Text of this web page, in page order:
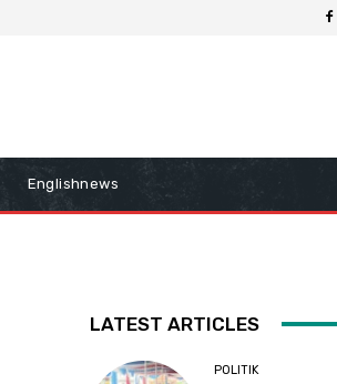
Englishnews
LATEST ARTICLES
POLITIK